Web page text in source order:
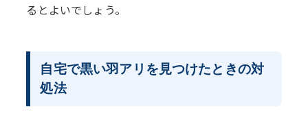
るとよいでしょう。
自宅で黒い羽アリを見つけたときの対
処法